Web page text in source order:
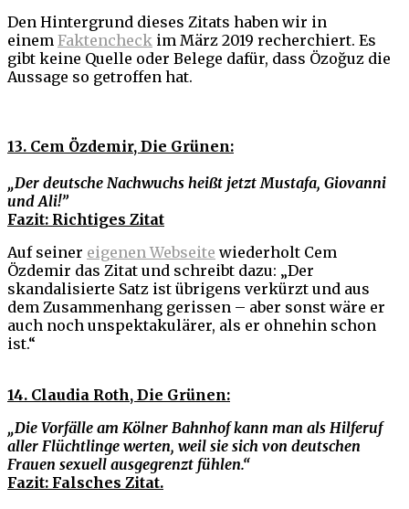
Den Hintergrund dieses Zitats haben wir in
einem Faktencheck im März 2019 recherchiert. Es
gibt keine Quelle oder Belege dafür, dass Özoğuz die
Aussage so getroffen hat.
13. Cem Özdemir, Die Grünen:
„Der deutsche Nachwuchs heißt jetzt Mustafa, Giovanni
und Ali!”
Fazit: Richtiges Zitat
Auf seiner eigenen Webseite wiederholt Cem
Özdemir das Zitat und schreibt dazu: „Der
skandalisierte Satz ist übrigens verkürzt und aus
dem Zusammenhang gerissen – aber sonst wäre er
auch noch unspektakulärer, als er ohnehin schon
ist.“
14. Claudia Roth, Die Grünen:
„Die Vorfälle am Kölner Bahnhof kann man als Hilferuf
aller Flüchtlinge werten, weil sie sich von deutschen
Frauen sexuell ausgegrenzt fühlen.“
Fazit: Falsches Zitat.